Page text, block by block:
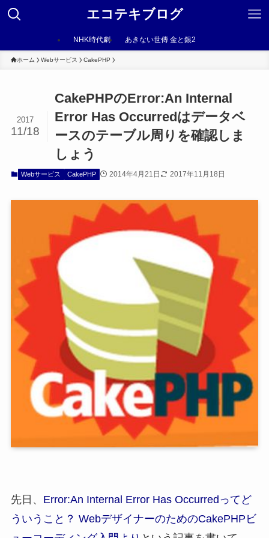
エコテキブログ
NHK時代劇 あきない世傳 金と銀2
ホーム Webサービス CakePHP
CakePHPのError:An Internal
Error Has Occurredはデータベ
ースのテーブル周りを確認しま
しょう
2017
11/18
Webサービス CakePHP 2014年4月21日 2017年11月18日
先日、 Error:An Internal Error Has Occurredってど
ういうこと？ WebデザイナーのためのCakePHPビ